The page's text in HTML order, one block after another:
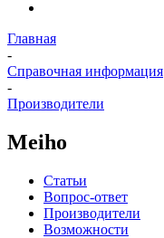
Главная
-
Справочная информация
-
Производители
Meiho
Статьи
Вопрос-ответ
Производители
Возможности